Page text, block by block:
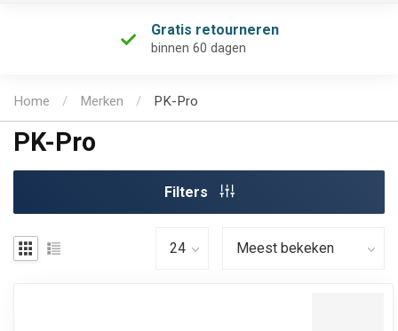
Gratis retourneren
binnen 60 dagen
Home / Merken / PK-Pro
PK-Pro
Filters